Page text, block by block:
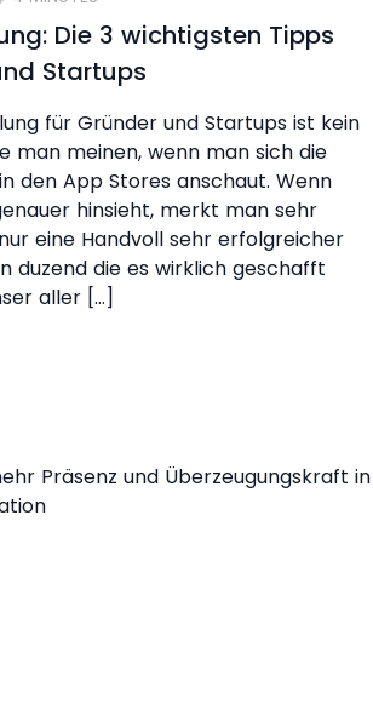
Die 3 wichtigsten Tipps
Startups
für Gründer und Startups ist kein
man meinen, wenn man sich die
den App Stores anschaut. Wenn
hinsieht, merkt man sehr
eine Handvoll sehr erfolgreicher
duzend die es wirklich geschafft
aller […]